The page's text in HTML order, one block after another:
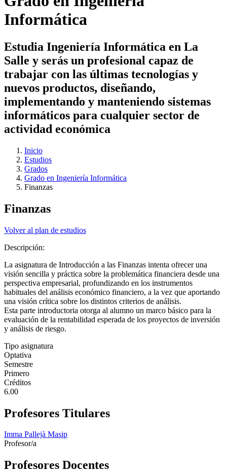
Informática
Estudia Ingeniería Informática en La
Salle y serás un profesional capaz de
trabajar con las últimas tecnologías y
nuevos productos, diseñando,
implementando y manteniendo sistemas
informáticos para cualquier sector de
actividad económica
Inicio
Estudios
Grados
Grado en Ingeniería Informática
Finanzas
Finanzas
Volver al plan de estudios
Descripción:
La asignatura de Introducción a las Finanzas intenta ofrecer una
visión sencilla y práctica sobre la problemática financiera desde una
perspectiva empresarial, profundizando en los instrumentos
habituales del análisis económico financiero, a la vez que aportando
una visión crítica sobre los distintos criterios de análisis.
Esta parte introductoria otorga al alumno un marco básico para la
evaluación de la rentabilidad esperada de los proyectos de inversión
y análisis de riesgo.
Tipo asignatura
Optativa
Semestre
Primero
Créditos
6.00
Profesores Titulares
Imma Pallejà Masip
Profesor/a
Profesores Docentes